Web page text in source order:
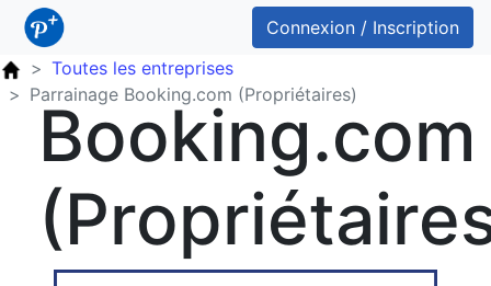
Connexion / Inscription
Toutes les entreprises
Parrainage Booking.com (Propriétaires)
Booking.com